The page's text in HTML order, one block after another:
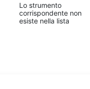
Lo strumento
corrispondente non
esiste nella lista